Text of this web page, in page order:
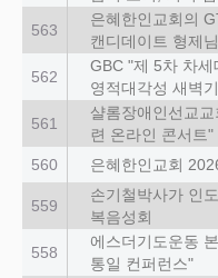
563
은혜한인교회의
캔디데이트 형제
562
GBC "제 5차 차
영적대각성 새벽
561
샬롬장애인선교
련 온라인 콘서트"
560 은혜한인교회
559
손기철박사가 인
복음성회
558
에스더기도운동
통일 컨퍼런스"